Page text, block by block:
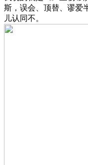
斯，误会、顶替、谬爱
儿认同不。